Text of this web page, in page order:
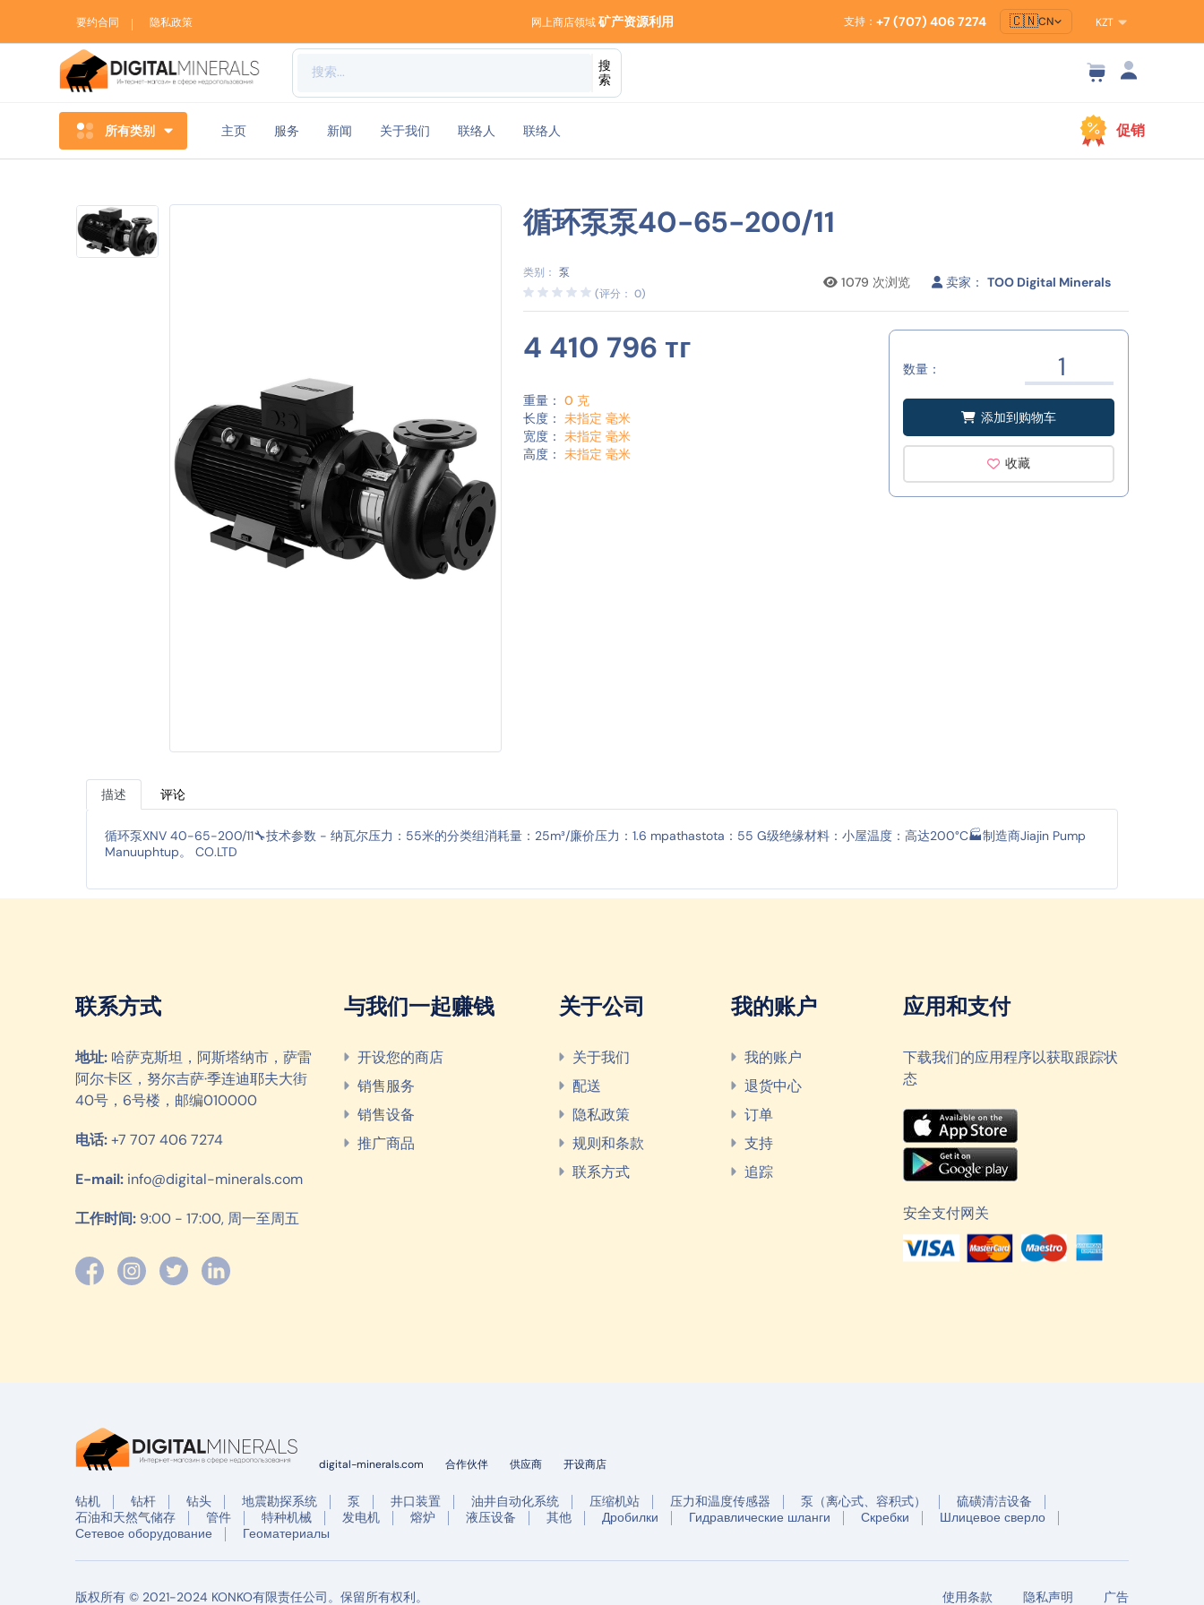
要约合同 隐私政策 网上商店领域矿产资源利用 支持： +7 (707) 406 7274 🇨🇳CN KZT
搜
索
所有类别 主页 服务 新闻 关于我们 联络人 联络人 促销
循环泵泵40-65-200/11
类别： 泵
(评分： 0)
1079 次浏览 卖家： TOO Digital Minerals
4 410 796 тг
重量： 0 克
长度： 未指定 毫米
宽度： 未指定 毫米
高度： 未指定 毫米
数量：
添加到购物车
收藏
描述 评论
循环泵XNV 40-65-200/11🔧技术参数 - 纳瓦尔压力：55米的分类组消耗量：25m³/廉价压力：1.6 mpathastota：55 G级绝缘材料：小屋温度：高达200°C🏭制造商Jiajin Pump
Manuuphtup。 CO.LTD
联系方式
地址: 哈萨克斯坦，阿斯塔纳市，萨雷
阿尔卡区，努尔吉萨·季连迪耶夫大街
40号，6号楼，邮编010000
电话:+7 707 406 7274
E-mail: info@digital-minerals.com
工作时间: 9:00 - 17:00, 周一至周五
与我们一起赚钱
开设您的商店
销售服务
销售设备
推广商品
关于公司
关于我们
配送
隐私政策
规则和条款
联系方式
我的账户
我的账户
退货中心
订单
支持
追踪
应用和支付
下载我们的应用程序以获取跟踪状
态
安全支付网关
digital-minerals.com 合作伙伴 供应商 开设商店
钻机 钻杆 钻头 地震勘探系统 泵 井口装置 油井自动化系统 压缩机站 压力和温度传感器 泵（离心式、容积式）
硫磺清洁设备
石油和天然气储存
管件 特种机械 发电机 熔炉 液压设备 其他 Дробилки Гидравлические шланги Скребки
Шлицевое сверло
Сетевое оборудование
Геоматериалы
版权所有 © 2021-2024 KONKO有限责任公司。保留所有权利。 使用条款 隐私声明 广告